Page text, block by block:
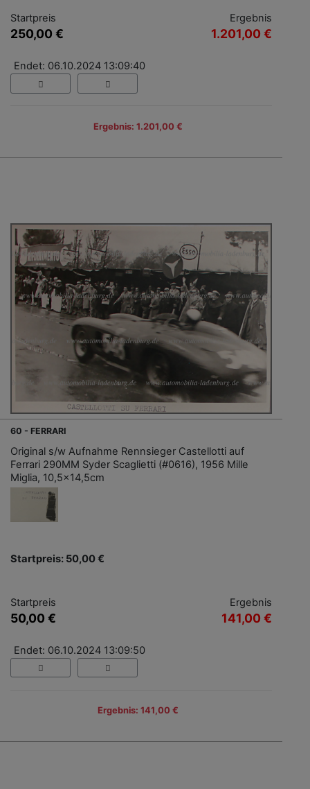
Startpreis
250,00 €
Ergebnis
1.201,00 €
Endet: 06.10.2024 13:09:40
Ergebnis: 1.201,00 €
60 - FERRARI
Original s/w Aufnahme Rennsieger Castellotti auf
Ferrari 290MM Syder Scaglietti (#0616), 1956 Mille
Miglia, 10,5x14,5cm
Startpreis: 50,00 €
Startpreis
50,00 €
Ergebnis
141,00 €
Endet: 06.10.2024 13:09:50
Ergebnis: 141,00 €